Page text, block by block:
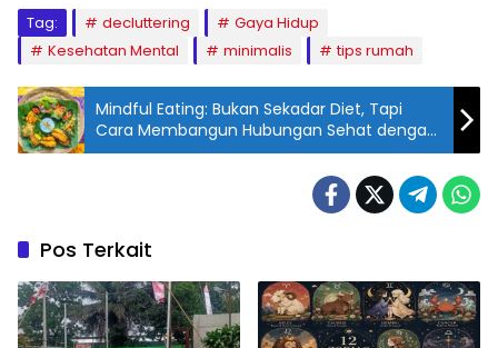
Tag: decluttering
Gaya Hidup
Kesehatan Mental
minimalis tips rumah
Mindful Eating: Bukan Sekadar Diet, Tapi
Cara Membangun Hubungan Sehat dengan
Makanan
Pos Terkait